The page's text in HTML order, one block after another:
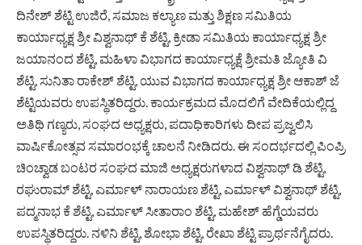
ದಿನೇಶ್ ಶೆಟ್ಟಿ ಉಜಿರೆ, ಸಮಾಜ ಕಲ್ಯಾಣ ಮತ್ತು ಶಿಕ್ಷಣ ಸಮಿತಿಯ
ಕಾರ್ಯಾಧ್ಯಕ್ಷ ಶ್ರೀ ವಿಶ್ವನಾಥ್ ಕೆ ಶೆಟ್ಟಿ, ಕ್ರೀಡಾ ಸಮಿತಿಯ ಕಾರ್ಯಾಧ್ಯಕ್ಷ ಶ್ರೀ
ಜಯಾನಂದ ಶೆಟ್ಟಿ, ಮಹಿಳಾ ವಿಭಾಗದ ಕಾರ್ಯಾಧ್ಯಕ್ಷೆ ಶ್ರೀಮತಿ ಜ್ಯೋತಿ ವಿ
ಶೆಟ್ಟಿ, ಸುನಿತಾ ರಾಕೇಶ್ ಶೆಟ್ಟಿ, ಯುವ ವಿಭಾಗದ ಕಾರ್ಯಾಧ್ಯಕ್ಷ ಶ್ರೀ ಆಕಾಶ್ ಜೆ
ಶೆಟ್ಟಿಯವರು ಉಪಸ್ಥಿತರಿದ್ದರು. ಕಾರ್ಯಕ್ರಮದ ಮೊದಲಿಗೆ ವೇದಿಕೆಯಲ್ಲಿದ್ದ
ಅತಿಥಿ ಗಣ್ಯರು, ಸಂಘದ ಅಧ್ಯಕ್ಷರು, ಪದಾಧಿಕಾರಿಗಳು ದೀಪ ಪ್ರಜ್ವಲಿಸಿ
ವಾರ್ಷಿಕೋತ್ಸವ ಸಮಾರಂಭಕ್ಕೆ ಚಾಲನೆ ನೀಡಿದರು. ಈ ಸಂದರ್ಭದಲ್ಲಿ ಪಿಂಪ್ರಿ
ಚಿಂಚ್ವಾಡ ಬಂಟರ ಸಂಘದ ಮಾಜಿ ಅಧ್ಯಕ್ಷರುಗಳಾದ ವಿಶ್ವನಾಥ್ ಡಿ ಶೆಟ್ಟಿ,
ರಘುರಾಮ್ ಶೆಟ್ಟಿ, ಎರ್ಮಾಳ್ ನಾರಾಯಣ ಶೆಟ್ಟಿ, ಎರ್ಮಾಳ್ ವಿಶ್ವನಾಥ್ ಶೆಟ್ಟಿ,
ಪದ್ಮನಾಭ ಕೆ ಶೆಟ್ಟಿ, ಎರ್ಮಾಳ್ ಸೀತಾರಾಂ ಶೆಟ್ಟಿ, ಮಹೇಶ್ ಹೆಗ್ಡೆಯವರು
ಉಪಸ್ಥಿತರಿದ್ದರು. ನಳಿನಿ ಶೆಟ್ಟಿ, ಶೋಭಾ ಶೆಟ್ಟಿ, ರೇಖಾ ಶೆಟ್ಟಿ ಪ್ರಾರ್ಥನೆಗೈದರು.